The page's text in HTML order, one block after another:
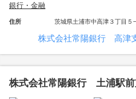
銀行・金融
住所 茨城県土浦市中高津３丁目５
株式会社常陽銀行 高津
株式会社常陽銀行 土浦駅前